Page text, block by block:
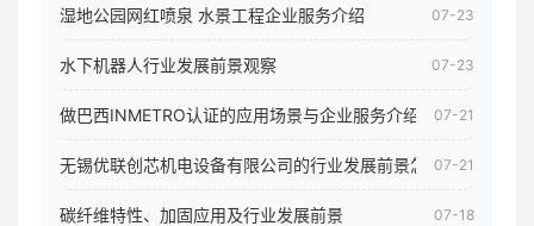
湿地公园网红喷泉 水景工程企业服务介绍 07-23
水下机器人行业发展前景观察 07-23
做巴西INMETRO认证的应用场景与企业服务介绍 07-21
无锡优联创芯机电设备有限公司的行业发展前景怎样07-21
碳纤维特性、加固应用及行业发展前景 07-18